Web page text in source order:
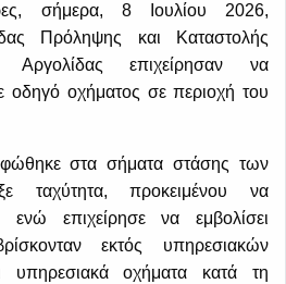
σήμερα, 8 Ιουλίου 2026,
Πρόληψης και Καταστολής
επιχείρησαν να
οδηγό οχήματος σε περιοχή του
στα σήματα στάσης των
ταχύτητα, προκειμένου να
ενώ επιχείρησε να εμβολίσει
εκτός υπηρεσιακών
οχήματα κατά τη